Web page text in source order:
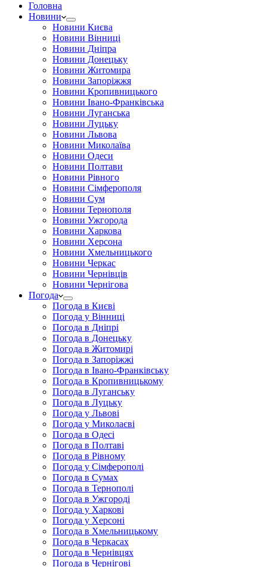
Головна
Новини
Новини Києва
Новини Вінниці
Новини Дніпра
Новини Донецьку
Новини Житомира
Новини Запоріжжя
Новини Кропивницького
Новини Івано-Франківська
Новини Луганська
Новини Луцьку
Новини Львова
Новини Миколаїва
Новини Одеси
Новини Полтави
Новини Рівного
Новини Сімферополя
Новини Сум
Новини Тернополя
Новини Ужгорода
Новини Харкова
Новини Херсона
Новини Хмельницького
Новини Черкас
Новини Чернівців
Новини Чернігова
Погода
Погода в Києві
Погода у Вінниці
Погода в Дніпрі
Погода в Донецьку
Погода в Житомирі
Погода в Запоріжжі
Погода в Івано-Франківську
Погода в Кропивницькому
Погода в Луганську
Погода в Луцьку
Погода у Львові
Погода у Миколаєві
Погода в Одесі
Погода в Полтаві
Погода в Рівному
Погода у Сімферополі
Погода в Сумах
Погода в Тернополі
Погода в Ужгороді
Погода у Харкові
Погода у Херсоні
Погода в Хмельницькому
Погода в Черкасах
Погода в Чернівцях
Погода в Чернігові